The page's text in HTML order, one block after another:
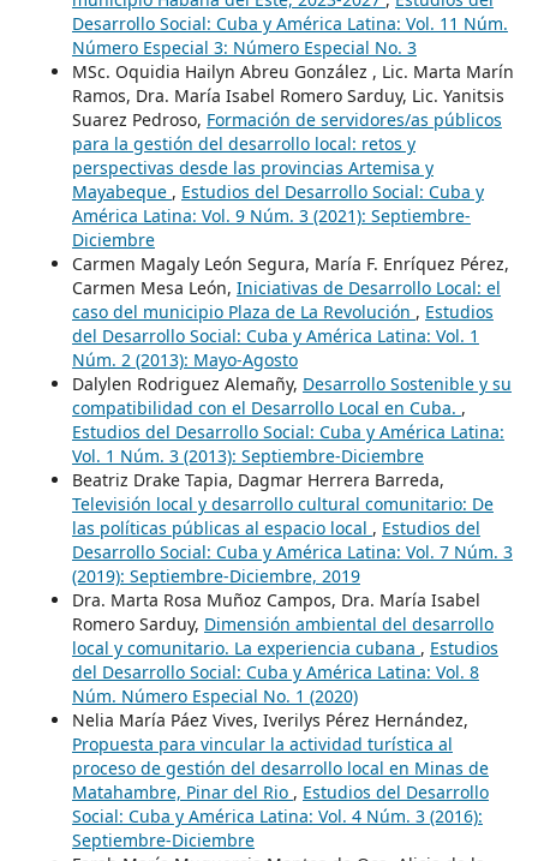
Desarrollo Social: Cuba y América Latina: Vol. 11 Núm.
Número Especial 3: Número Especial No. 3
MSc. Oquidia Hailyn Abreu González , Lic. Marta Marín
Ramos, Dra. María Isabel Romero Sarduy, Lic. Yanitsis
Suarez Pedroso, Formación de servidores/as públicos
para la gestión del desarrollo local: retos y
perspectivas desde las provincias Artemisa y
Mayabeque , Estudios del Desarrollo Social: Cuba y
América Latina: Vol. 9 Núm. 3 (2021): Septiembre-
Diciembre
Carmen Magaly León Segura, María F. Enríquez Pérez,
Carmen Mesa León, Iniciativas de Desarrollo Local: el
caso del municipio Plaza de La Revolución , Estudios
del Desarrollo Social: Cuba y América Latina: Vol. 1
Núm. 2 (2013): Mayo-Agosto
Dalylen Rodriguez Alemañy, Desarrollo Sostenible y su
compatibilidad con el Desarrollo Local en Cuba. ,
Estudios del Desarrollo Social: Cuba y América Latina:
Vol. 1 Núm. 3 (2013): Septiembre-Diciembre
Beatriz Drake Tapia, Dagmar Herrera Barreda,
Televisión local y desarrollo cultural comunitario: De
las políticas públicas al espacio local , Estudios del
Desarrollo Social: Cuba y América Latina: Vol. 7 Núm. 3
(2019): Septiembre-Diciembre, 2019
Dra. Marta Rosa Muñoz Campos, Dra. María Isabel
Romero Sarduy, Dimensión ambiental del desarrollo
local y comunitario. La experiencia cubana , Estudios
del Desarrollo Social: Cuba y América Latina: Vol. 8
Núm. Número Especial No. 1 (2020)
Nelia María Páez Vives, Iverilys Pérez Hernández,
Propuesta para vincular la actividad turística al
proceso de gestión del desarrollo local en Minas de
Matahambre, Pinar del Rio , Estudios del Desarrollo
Social: Cuba y América Latina: Vol. 4 Núm. 3 (2016):
Septiembre-Diciembre